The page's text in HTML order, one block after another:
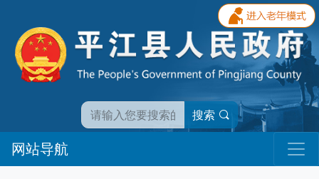
搜索
网站导航